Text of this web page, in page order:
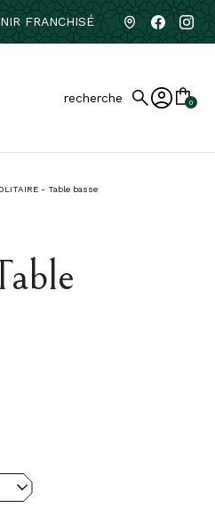
FRANCHISÉ
recherche 0
- Table basse